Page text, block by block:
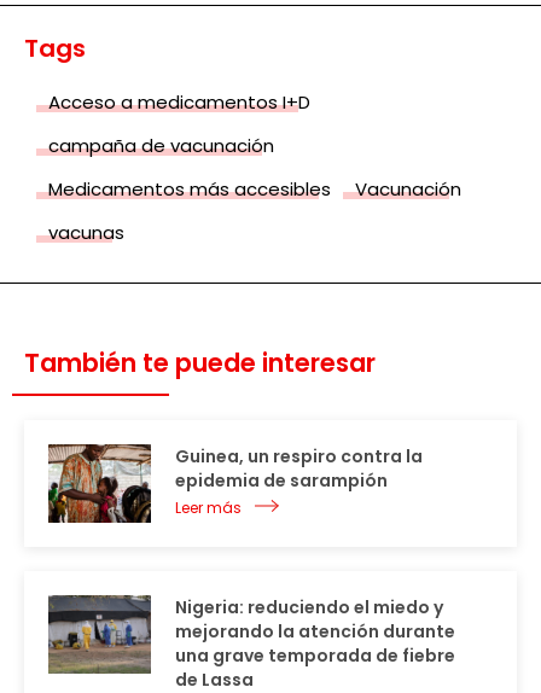
Tags
Acceso a medicamentos I+D
campaña de vacunación
Medicamentos más accesibles
Vacunación
vacunas
También te puede interesar
Guinea, un respiro contra la
epidemia de sarampión
Leer más
Nigeria: reduciendo el miedo y
mejorando la atención durante
una grave temporada de fiebre
de Lassa